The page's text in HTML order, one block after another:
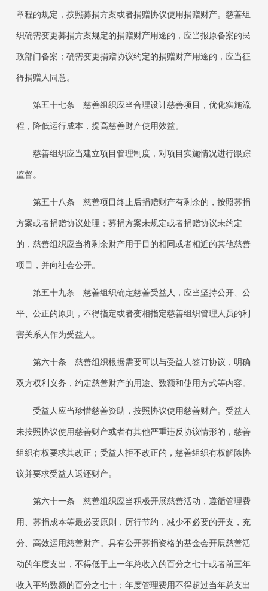
章程的规定，按照募捐方案或者捐赠协议使用捐赠财产。慈善组
织确需变更募捐方案规定的捐赠财产用途的，应当报原备案的民
政部门备案；确需变更捐赠协议约定的捐赠财产用途的，应当征
得捐赠人同意。
第五十七条 慈善组织应当合理设计慈善项目，优化实施流
程，降低运行成本，提高慈善财产使用效益。
慈善组织应当建立项目管理制度，对项目实施情况进行跟踪
监督。
第五十八条 慈善项目终止后捐赠财产有剩余的，按照募捐
方案或者捐赠协议处理；募捐方案未规定或者捐赠协议未约定
的，慈善组织应当将剩余财产用于目的相同或者相近的其他慈善
项目，并向社会公开。
第五十九条 慈善组织确定慈善受益人，应当坚持公开、公
平、公正的原则，不得指定或者变相指定慈善组织管理人员的利
害关系人作为受益人。
第六十条 慈善组织根据需要可以与受益人签订协议，明确
双方权利义务，约定慈善财产的用途、数额和使用方式等内容。
受益人应当珍惜慈善资助，按照协议使用慈善财产。受益人
未按照协议使用慈善财产或者有其他严重违反协议情形的，慈善
组织有权要求其改正；受益人拒不改正的，慈善组织有权解除协
议并要求受益人返还财产。
第六十一条 慈善组织应当积极开展慈善活动，遵循管理费
用、募捐成本等最必要原则，厉行节约，减少不必要的开支，充
分、高效运用慈善财产。具有公开募捐资格的基金会开展慈善活
动的年度支出，不得低于上一年总收入的百分之七十或者前三年
收入平均数额的百分之七十；年度管理费用不得超过当年总支出